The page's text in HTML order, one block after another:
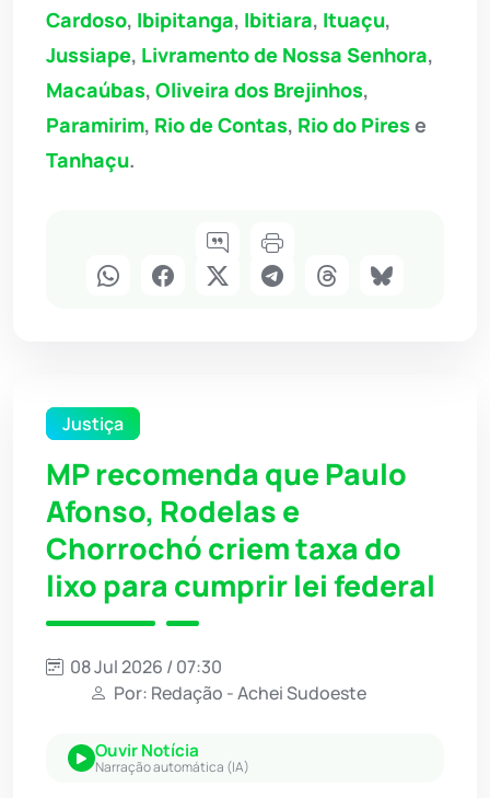
Cardoso, Ibipitanga, Ibitiara, Ituaçu,
Jussiape, Livramento de Nossa Senhora,
Macaúbas, Oliveira dos Brejinhos,
Paramirim, Rio de Contas, Rio do Pires e
Tanhaçu.
Justiça
MP recomenda que Paulo
Afonso, Rodelas e
Chorrochó criem taxa do
lixo para cumprir lei federal
08 Jul 2026 / 07:30
Por: Redação - Achei Sudoeste
Ouvir Notícia
Narração automática (IA)